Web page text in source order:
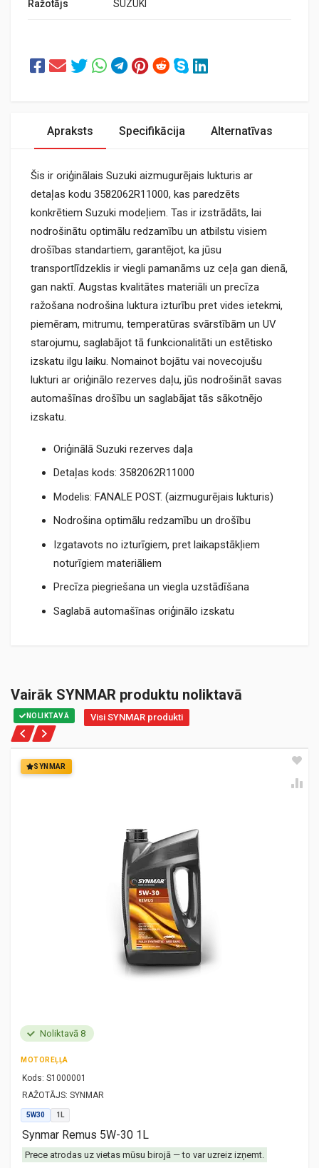
Ražotājs
SUZUKI
Apraksts Specifikācija Alternatīvas
Šis ir oriģinālais Suzuki aizmugurējais lukturis ar
detaļas kodu 3582062R11000, kas paredzēts
konkrētiem Suzuki modeļiem. Tas ir izstrādāts, lai
nodrošinātu optimālu redzamību un atbilstu visiem
drošības standartiem, garantējot, ka jūsu
transportlīdzeklis ir viegli pamanāms uz ceļa gan dienā,
gan naktī. Augstas kvalitātes materiāli un precīza
ražošana nodrošina luktura izturību pret vides ietekmi,
piemēram, mitrumu, temperatūras svārstībām un UV
starojumu, saglabājot tā funkcionalitāti un estētisko
izskatu ilgu laiku. Nomainot bojātu vai novecojušu
lukturi ar oriģinālo rezerves daļu, jūs nodrošināt savas
automašīnas drošību un saglabājat tās sākotnējo
izskatu.
Oriģinālā Suzuki rezerves daļa
Detaļas kods: 3582062R11000
Modelis: FANALE POST. (aizmugurējais lukturis)
Nodrošina optimālu redzamību un drošību
Izgatavots no izturīgiem, pret laikapstākļiem
noturīgiem materiāliem
Precīza piegriešana un viegla uzstādīšana
Saglabā automašīnas oriģinālo izskatu
Vairāk SYNMAR produktu noliktavā
NOLIKTAVĀ Visi SYNMAR produkti
SYNMAR
Noliktavā 8
MOTOREĻĻA
Kods: S1000001
RAŽOTĀJS: SYNMAR
5W30 1L
Synmar Remus 5W-30 1L
Prece atrodas uz vietas mūsu birojā — to var uzreiz izņemt.